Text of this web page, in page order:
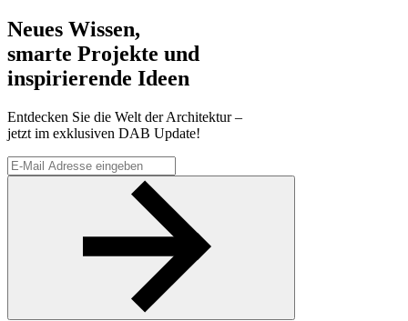
Neues Wissen,
smarte Projekte und
inspirierende Ideen
Entdecken Sie die Welt der Architektur –
jetzt im exklusiven DAB Update!